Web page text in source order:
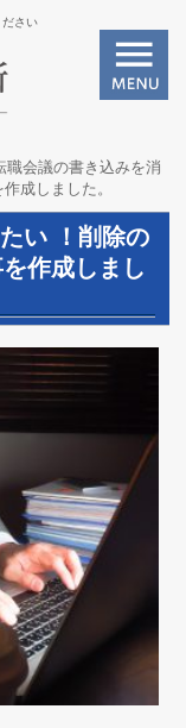
さい
職会議の書き込みを消
成しました。
い ！削除の
作成しまし